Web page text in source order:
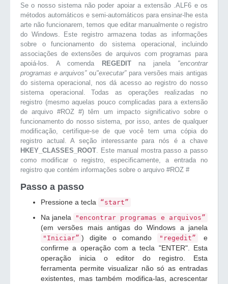
Se o nosso sistema não poder apoiar a extensão .ALF6 e os
métodos automáticos e semi-automáticos para ensinar-lhe esta
arte não funcionarem, temos que editar manualmente o registro
do Windows. Este registro armazena todas as informações
sobre o funcionamento do sistema operacional, incluindo
associações de extensões de arquivos com programas para
apoiá-los. A comenda
REGEDITna janela "encontrar
programas e arquivos”ou"executar”para versões mais antigas
do sistema operacional, nos dá acesso ao registro do nosso
sistema operacional. Todas as operações realizadas no
registro (mesmo aquelas pouco complicadas para a extensão
de arquivo #ROZ #) têm um impacto significativo sobre o
funcionamento do nosso sistema, por isso, antes de qualquer
modificação, certifique-se de que você tem uma cópia do
registro actual. A seção interessante para nós é a chave
HKEY_CLASSES_ROOT. Este manual mostra passo a passo
como modificar o registro, especificamente, a entrada no
registro que contém informações sobre o arquivo #ROZ #
Passo a passo
Pressione a tecla “start”
Na janela "encontrar programas e arquivos”
(em versões mais antigas do Windows a janela
"Iniciar” ) digite o comando "regedit”
e
confirme a operação com a tecla "ENTER". Esta
operação inicia o editor do registro. Esta
ferramenta permite visualizar não só as entradas
existentes, mas também modifica-las, acrescentar